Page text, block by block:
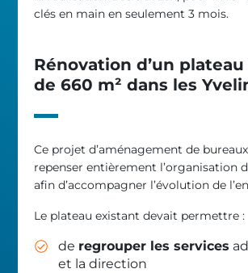
clés en main en seulement 3 mois.
Rénovation d’un
de 660 m² dans les
Ce projet d’aménagement de
repenser entièrement l’organisation
afin d’accompagner l’évolution de
Le plateau existant devait permettre :
de regrouper les services
et la direction